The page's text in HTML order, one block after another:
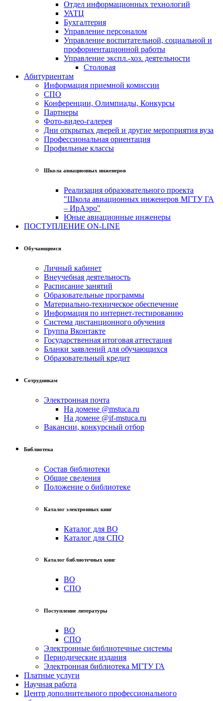
Отдел информационных технологий
УАТЦ
Бухгалтерия
Управление персоналом
Управление воспитательной, социальной и
профориентационной работы
Управление экспл.-хоз. деятельности
Столовая
Абитуриентам
Информация приемной комиссии
СПО
Конференции, Олимпиады, Конкурсы
Партнеры
Фото-видео-галерея
Дни открытых дверей и другие мероприятия вуза
Профессиональная ориентация
Профильные классы
Школа авиационных инженеров
Реализация образовательного проекта
"Школа авиационных инженеров МГТУ ГА
– ИрАэро"
Юные авиационные инженеры
ПОСТУПЛЕНИЕ ON-LINE
Обучающимся
Личный кабинет
Внеучебная деятельность
Расписание занятий
Образовательные программы
Материально-техническое обеспечение
Информация по интернет-тестированию
Система дистанционного обучения
Группа Вконтакте
Государственная итоговая аттестация
Бланки заявлений для обучающихся
Образовательный кредит
Сотрудникам
Электронная почта
На домене @mstuca.ru
На домене @if-mstuca.ru
Вакансии, конкурсный отбор
Библиотека
Состав библиотеки
Общие сведения
Положение о библиотеке
Каталог электронных книг
Каталог для ВО
Каталог для СПО
Каталог библиотечных книг
ВО
СПО
Поступление литературы
ВО
СПО
Электронные библиотечные системы
Периодические издания
Электронная библиотека МГТУ ГА
Платные услуги
Научная работа
Центр дополнительного профессионального